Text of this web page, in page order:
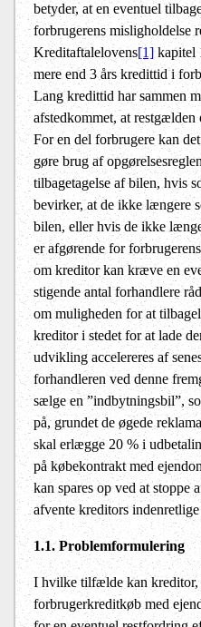
betyder, at en eventuel
forbrugerens misligholdelse
Kreditaftalelovens[1] kapitel
mere end 3 års kredittid i
Lang kredittid har sammen
afstedkommet, at
For en del forbrugere kan
gøre brug af
tilbagetagelse af bilen, hvis
bevirker, at de ikke længere
bilen, eller hvis de ikke
er afgørende for
om kreditor kan kræve en
stigende antal forhandlere
om muligheden for at
kreditor i stedet for at lade
udvikling accelereres af
forhandleren ved denne
sælge en ”indbytningsbil”,
på, grundet de øgede
skal erlægge 20 % i
på købekontrakt med
kan spares op ved at stoppe
afvente kreditors
1.1. Problemformulering
I hvilke tilfælde kan
forbrugerkreditkøb med